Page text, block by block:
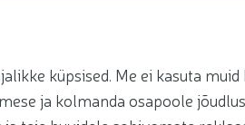
küpsised. Me ei kasuta muid
ja kolmanda osapoole